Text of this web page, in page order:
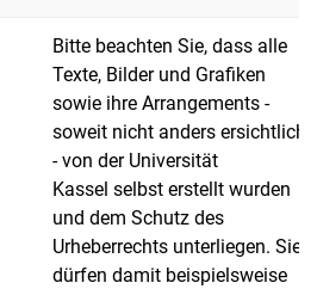
Bitte beachten Sie, dass alle
Texte, Bilder und Grafiken
sowie ihre Arrangements -
soweit nicht anders ersichtlich
- von der Universität
Kassel selbst erstellt wurden
und dem Schutz des
Urheberrechts unterliegen. Sie
dürfen damit beispielsweise